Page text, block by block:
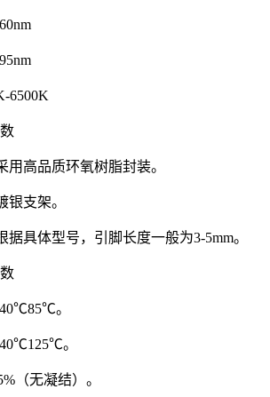
6500K
用高品质环氧树脂封装。
银支架。
据具体型号，引脚长度一般为3-5mm。
。
。
（无凝结）。